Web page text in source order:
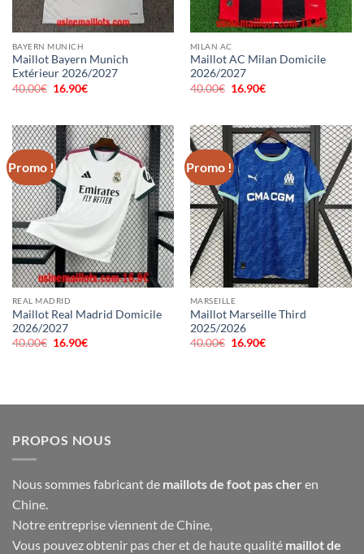
BAYERN MUNICH
Maillot Bayern Munich
Extérieur 2026/2027
40.00€ Le
40.00€.
16.90€Le
16.90€.
MILAN AC
Maillot AC Milan Domicile
2026/2027
40.00€ Le
40.00€.
16.90€Le
16.90€.
Promo !
REAL MADRID
Maillot Real Madrid Domicile
2026/2027
40.00€ Le
16.90€Le
Promo !
MARSEILLE
Maillot Marseille Third
2025/2026
40.00€ Le
16.90€Le
PROPOS NOUS
Nous sommes fabricant de maillots de foot pas cher en
Chine.
Notre entreprise viennent de Chine,
Vous pouvez obtenir pas cher et de haute qualité maillot de